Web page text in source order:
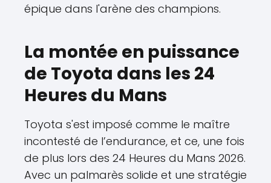
épique dans l'arène des champions.
La montée en puissance
de Toyota dans les 24
Heures du Mans
Toyota s'est imposé comme le maître
incontesté de l’endurance, et ce, une fois
de plus lors des 24 Heures du Mans 2026.
Avec un palmarès solide et une stratégie